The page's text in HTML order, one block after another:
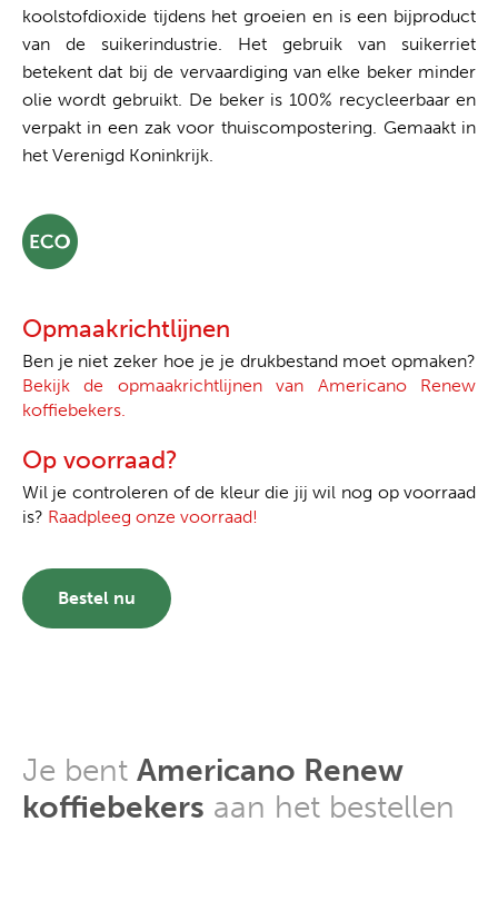
koolstofdioxide tijdens het groeien en is een bijproduct
van de suikerindustrie. Het gebruik van suikerriet
betekent dat bij de vervaardiging van elke beker minder
olie wordt gebruikt. De beker is 100% recycleerbaar en
verpakt in een zak voor thuiscompostering. Gemaakt in
het Verenigd Koninkrijk.
Opmaakrichtlijnen
Ben je niet zeker hoe je je drukbestand moet opmaken?
Bekijk de opmaakrichtlijnen van Americano Renew
koffiebekers.
Op voorraad?
Wil je controleren of de kleur die jij wil nog op voorraad
is? Raadpleeg onze voorraad!
Bestel nu
Je bent Americano Renew
koffiebekers aan het bestellen